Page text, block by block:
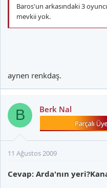
Baros'un arkasındaki 3
mevkii yok.
aynen renkdaş.
B Berk Nal
11 Ağustos 2009
Cevap: Arda'nın